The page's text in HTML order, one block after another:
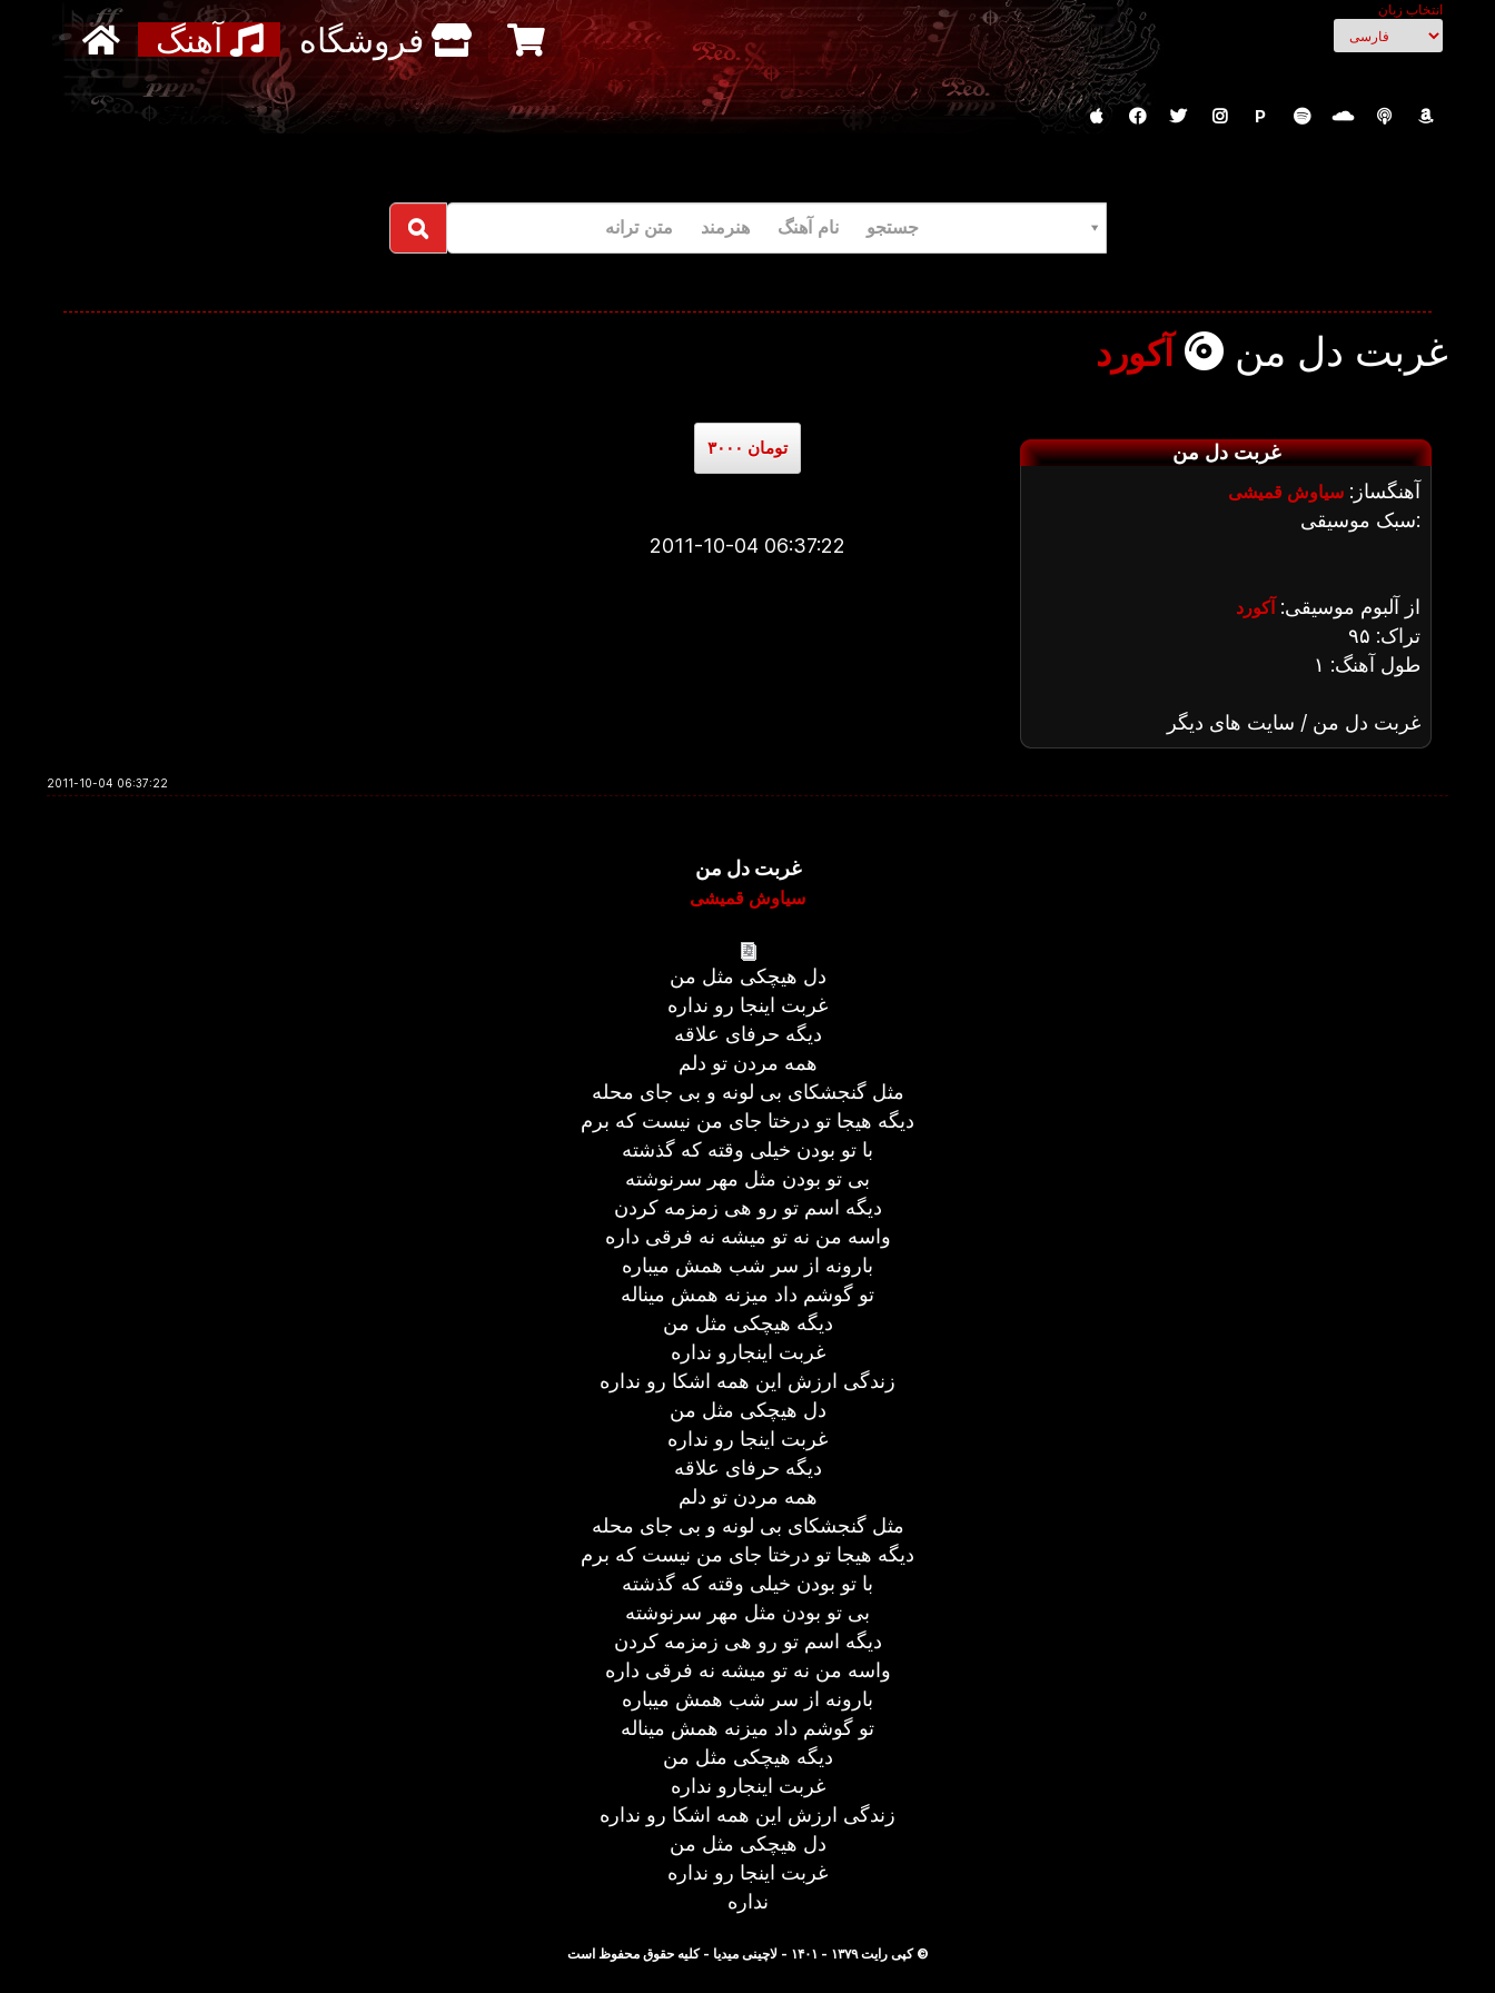
انتخاب زبان
آهنگ فروشگاه
P
جستجو نام آهنگ هنرمند متن ترانه
غربت دل من آکورد
۳۰۰۰ تومان
2011-10-04 06:37:22
غربت دل من
آهنگساز: سیاوش قمیشی
سبک موسیقی:
از آلبوم موسیقی: آکورد
تراک: ۹۵
طول آهنگ: ۱
غربت دل من / سایت های دیگر
2011-10-04 06:37:22
غربت دل من
سیاوش قمیشی
دل هیچکی مثل من
غربت اینجا رو نداره
دیگه حرفای علاقه
همه مردن تو دلم
مثل گنجشکای بی لونه و بی جای محله
دیگه هیجا تو درختا جای من نیست که برم
با تو بودن خیلی وقته که گذشته
بی تو بودن مثل مهر سرنوشته
دیگه اسم تو رو هی زمزمه کردن
واسه من نه تو میشه نه فرقی داره
بارونه از سر شب همش میباره
تو گوشم داد میزنه همش میناله
دیگه هیچکی مثل من
غربت اینجارو نداره
زندگی ارزش این همه اشکا رو نداره
دل هیچکی مثل من
غربت اینجا رو نداره
دیگه حرفای علاقه
همه مردن تو دلم
مثل گنجشکای بی لونه و بی جای محله
دیگه هیجا تو درختا جای من نیست که برم
با تو بودن خیلی وقته که گذشته
بی تو بودن مثل مهر سرنوشته
دیگه اسم تو رو هی زمزمه کردن
واسه من نه تو میشه نه فرقی داره
بارونه از سر شب همش میباره
تو گوشم داد میزنه همش میناله
دیگه هیچکی مثل من
غربت اینجارو نداره
زندگی ارزش این همه اشکا رو نداره
دل هیچکی مثل من
غربت اینجا رو نداره
نداره
© کپی رایت ۱۳۷۹ - ۱۴۰۱ - لاچینی میدیا - کلیه حقوق محفوظ است